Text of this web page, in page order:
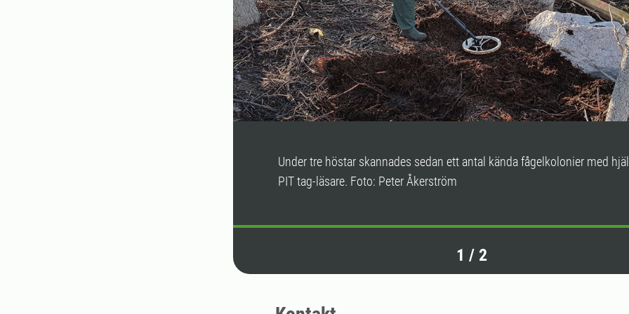
Under tre höstar skannades sedan ett antal kända fågelkolonier med
PIT tag-läsare. Foto: Peter Åkerström
1 / 2